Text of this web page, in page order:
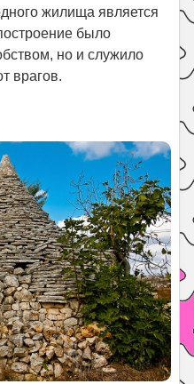
жилища является
было
но и служило
врагов.